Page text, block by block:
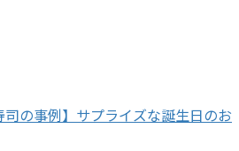
司の事例】サプライズな誕生日のお